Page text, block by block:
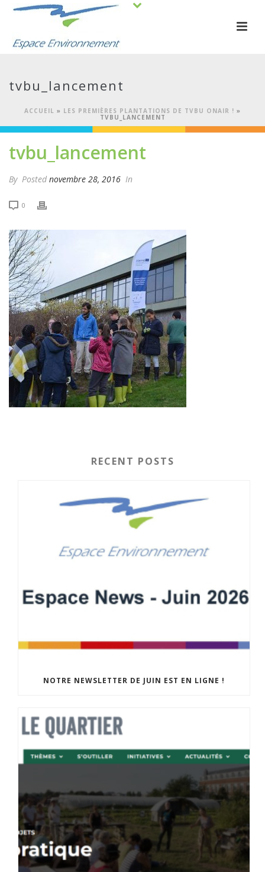
tvbu_lancement
ACCUEIL » LES PREMIÈRES PLANTATIONS DE TVBU ONAIR ! »
TVBU_LANCEMENT
tvbu_lancement
By Posted novembre 28, 2016 In
0
RECENT POSTS
NOTRE NEWSLETTER DE JUIN EST EN LIGNE !